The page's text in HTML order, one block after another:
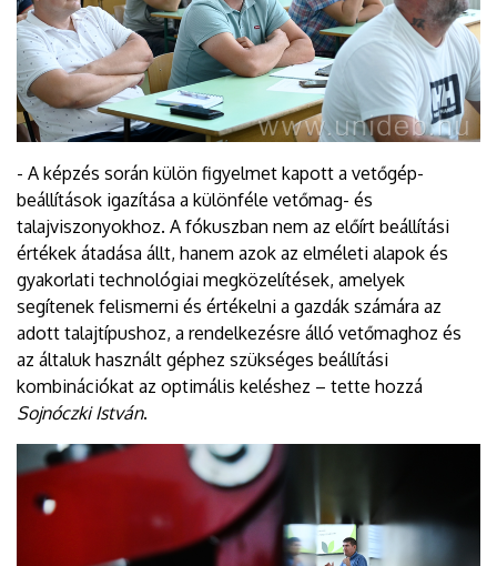
- A képzés során külön figyelmet kapott a vetőgép-
beállítások igazítása a különféle vetőmag- és
talajviszonyokhoz. A fókuszban nem az előírt beállítási
értékek átadása állt, hanem azok az elméleti alapok és
gyakorlati technológiai megközelítések, amelyek
segítenek felismerni és értékelni a gazdák számára az
adott talajtípushoz, a rendelkezésre álló vetőmaghoz és
az általuk használt géphez szükséges beállítási
kombinációkat az optimális keléshez – tette hozzá
Sojnóczki István.